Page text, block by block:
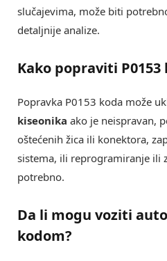
slučajevima, može biti
detaljnije analize.
Kako popraviti P0153
Popravka P0153 koda može
kiseonika ako je neispravan,
oštećenih žica ili konektora,
sistema, ili reprogramiranje ili
potrebno.
Da li mogu voziti
kodom?